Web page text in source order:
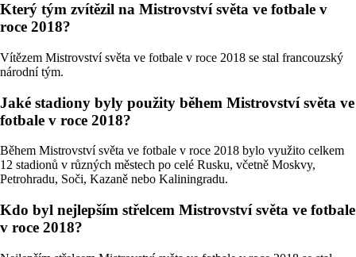
Který tým zvítězil na Mistrovství světa ve fotbale v
roce 2018?
Vítězem Mistrovství světa ve fotbale v roce 2018 se stal francouzský
národní tým.
Jaké stadiony byly použity během Mistrovství světa ve
fotbale v roce 2018?
Během Mistrovství světa ve fotbale v roce 2018 bylo využito celkem
12 stadionů v různých městech po celé Rusku, včetně Moskvy,
Petrohradu, Soči, Kazaně nebo Kaliningradu.
Kdo byl nejlepším střelcem Mistrovství světa ve fotbale
v roce 2018?